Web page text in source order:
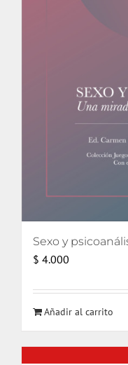
Sexo y
$ 4.000
Añadir al carrito